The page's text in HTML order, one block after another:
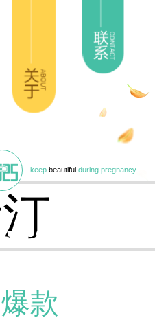
keep beautifulduring pregnancy
款